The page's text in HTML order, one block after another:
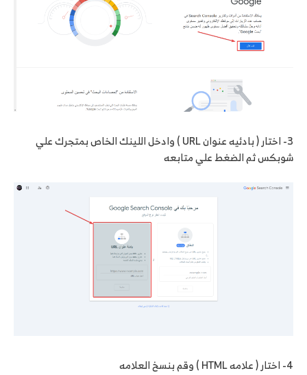
3- اختار ( بادئيه عنوان URL ) وادخل اللينك الخاص بمتجرك علي
شوبكس ثم الضغط علي متابعه
4- اختار ( علامه HTML ) وقم بنسخ العلامه